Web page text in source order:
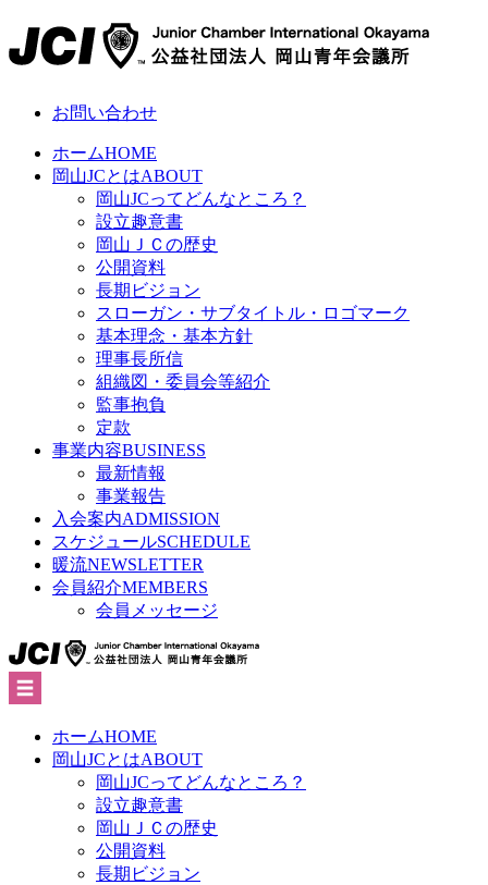
お問い合わせ
ホームHOME
岡山JCとはABOUT
岡山JCってどんなところ？
設立趣意書
岡山ＪＣの歴史
公開資料
長期ビジョン
スローガン・サブタイトル・ロゴマーク
基本理念・基本方針
理事長所信
組織図・委員会等紹介
監事抱負
定款
事業内容BUSINESS
最新情報
事業報告
入会案内ADMISSION
スケジュールSCHEDULE
暖流NEWSLETTER
会員紹介MEMBERS
会員メッセージ
ホームHOME
岡山JCとはABOUT
岡山JCってどんなところ？
設立趣意書
岡山ＪＣの歴史
公開資料
長期ビジョン